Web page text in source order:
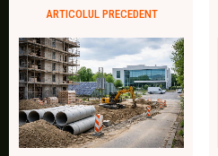
ARTICOLUL PRECEDENT